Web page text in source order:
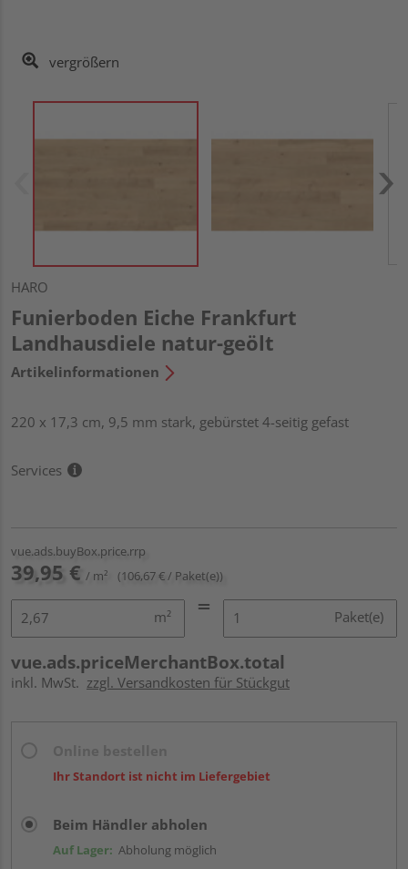
vergrößern
HARO
Funierboden Eiche Frankfurt
Landhausdiele natur-geölt
Artikelinformationen
220 x 17,3 cm, 9,5 mm stark, gebürstet 4-seitig gefast
Services
vue.ads.buyBox.price.rrp
39,95 € / m² (106,67 € / Paket(e))
m² Paket(e)
vue.ads.priceMerchantBox.total
inkl. MwSt. zzgl. Versandkosten für Stückgut
Ihr Standort ist nicht im Liefergebiet
Beim Händler abholen
Auf Lager: Abholung möglich